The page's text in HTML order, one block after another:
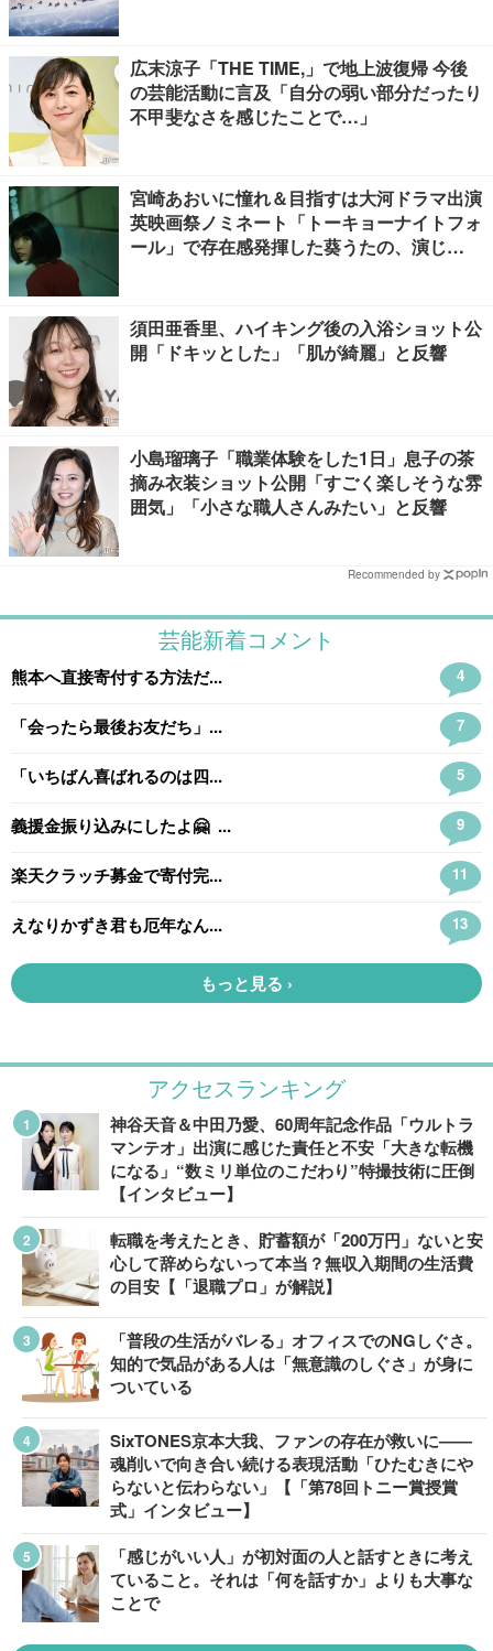
広末涼子「THE TIME,」で地上波復帰 今後
の芸能活動に言及「自分の弱い部分だったり
不甲斐なさを感じたことで…」
宮崎あおいに憧れ＆目指すは大河ドラマ出演
英映画祭ノミネート「トーキョーナイトフォ
ール」で存在感発揮した葵うたの、演じ
須田亜香里、ハイキング後の入浴ショット公
開「ドキッとした」「肌が綺麗」と反響
小島瑠璃子「職業体験をした1日」息子の茶
摘み衣装ショット公開「すごく楽しそうな雰
囲気」「小さな職人さんみたい」と反響
Recommended by
アクセスランキング
神谷天音＆中田乃愛、60周年記念作品「ウルトラ
マンテオ」出演に感じた責任と不安「大きな転機
になる」“数ミリ単位のこだわり”特撮技術に圧倒
【インタビュー】
転職を考えたとき、貯蓄額が「200万円」ないと安
心して辞めらないって本当？無収入期間の生活費
の目安【「退職プロ」が解説】
「普段の生活がバレる」オフィスでのNGしぐさ。
知的で気品がある人は「無意識のしぐさ」が身に
ついている
SixTONES京本大我、ファンの存在が救いに――
魂削いで向き合い続ける表現活動「ひたむきにや
らないと伝わらない」【「第78回トニー賞授賞
式」インタビュー】
「感じがいい人」が初対面の人と話すときに考え
ていること。それは「何を話すか」よりも大事な
ことで